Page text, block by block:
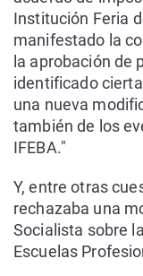
Institución Feria
manifestado la
la aprobación de
identificado
una nueva
también de los
IFEBA."
Y, entre otras
rechazaba una
Socialista sobre
Escuelas